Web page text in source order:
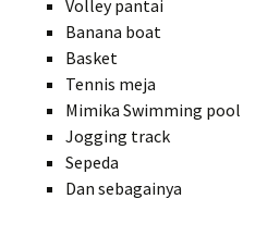
Volley pantai
Banana boat
Basket
Tennis meja
Mimika Swimming pool
Jogging track
Sepeda
Dan sebagainya